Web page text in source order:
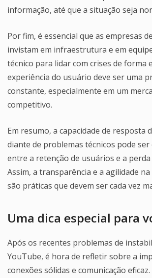
informação, até que a situação seja
Por fim, é essencial que as empresas
invistam em infraestrutura e em
técnico para lidar com crises de forma
experiência do usuário deve ser uma
constante, especialmente em um
competitivo.
Em resumo, a capacidade de resposta
diante de problemas técnicos pode
entre a retenção de usuários e a perda
Assim, a transparência e a agilidade
são práticas que devem ser cada vez
Uma dica especial para
Após os recentes problemas de
YouTube, é hora de refletir sobre a
conexões sólidas e comunicação